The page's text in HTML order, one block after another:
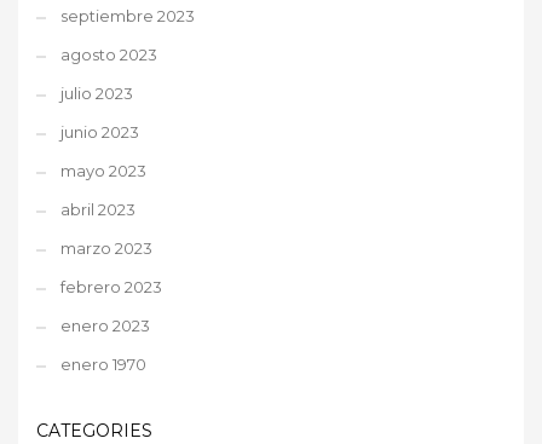
septiembre 2023
agosto 2023
julio 2023
junio 2023
mayo 2023
abril 2023
marzo 2023
febrero 2023
enero 2023
enero 1970
CATEGORIES